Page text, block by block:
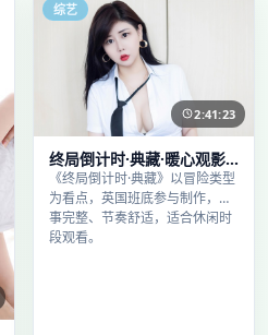
综艺
2:41:23
终局倒计时·典藏·暖心观影
季口碑发酵持续升温
《终局倒计时·典藏》以冒险类型
为看点，英国班底参与制作，叙
事完整、节奏舒适，适合休闲时
段观看。